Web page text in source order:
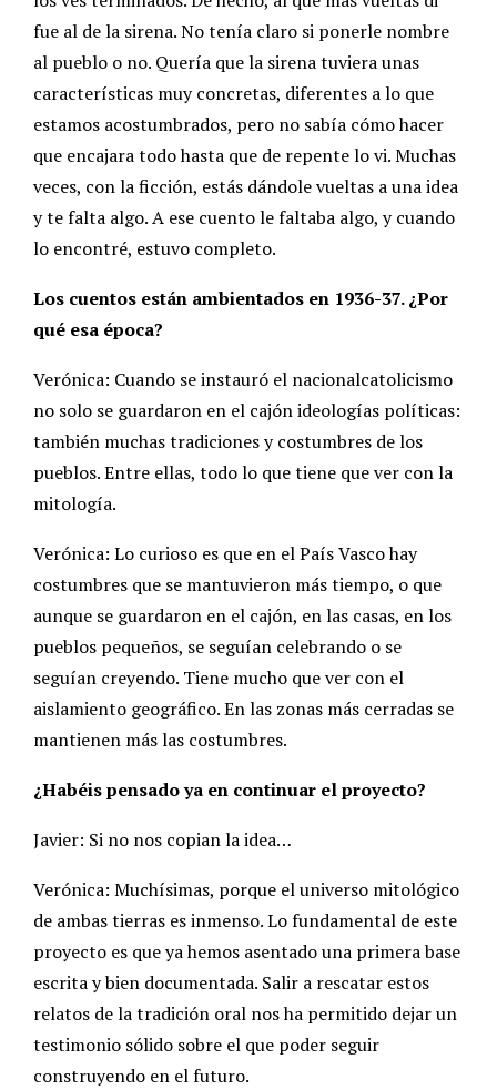
fue al de la sirena. No tenía claro si ponerle nombre
al pueblo o no. Quería que la sirena tuviera unas
características muy concretas, diferentes a lo que
estamos acostumbrados, pero no sabía cómo hacer
que encajara todo hasta que de repente lo vi. Muchas
veces, con la ficción, estás dándole vueltas a una idea
y te falta algo. A ese cuento le faltaba algo, y cuando
lo encontré, estuvo completo.
Los cuentos están ambientados en 1936-37. ¿Por
qué esa época?
Verónica: Cuando se instauró el nacionalcatolicismo
no solo se guardaron en el cajón ideologías políticas:
también muchas tradiciones y costumbres de los
pueblos. Entre ellas, todo lo que tiene que ver con la
mitología.
Verónica: Lo curioso es que en el País Vasco hay
costumbres que se mantuvieron más tiempo, o que
aunque se guardaron en el cajón, en las casas, en los
pueblos pequeños, se seguían celebrando o se
seguían creyendo. Tiene mucho que ver con el
aislamiento geográfico. En las zonas más cerradas se
mantienen más las costumbres.
¿Habéis pensado ya en continuar el proyecto?
Javier: Si no nos copian la idea…
Verónica: Muchísimas, porque el universo mitológico
de ambas tierras es inmenso. Lo fundamental de este
proyecto es que ya hemos asentado una primera base
escrita y bien documentada. Salir a rescatar estos
relatos de la tradición oral nos ha permitido dejar un
testimonio sólido sobre el que poder seguir
construyendo en el futuro.